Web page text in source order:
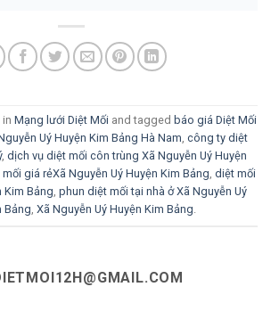
Mạng lưới Diệt Mối and tagged báo giá Diệt Mối
Uý Huyện Kim Bảng Hà Nam, công ty diệt
, dịch vụ diệt mối côn trùng Xã Nguyễn Uý Huyện
giá rẻXã Nguyễn Uý Huyện Kim Bảng, diệt mối
Kim Bảng, phun diệt mối tại nhà ở Xã Nguyễn Uý
Bảng, Xã Nguyễn Uý Huyện Kim Bảng.